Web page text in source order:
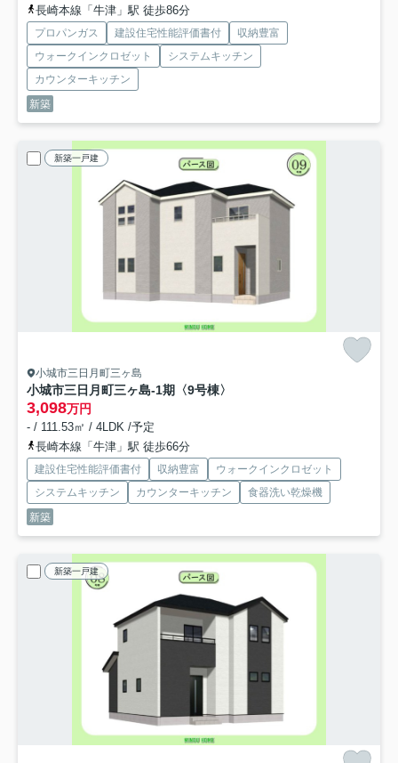
長崎本線「牛津」駅 徒歩86分
プロパンガス 建設住宅性能評価書付
収納豊富
ウォークインクロゼット
システムキッチン
カウンターキッチン
新築
新築一戸建
小城市三日月町三ヶ島
小城市三日月町三ヶ島-1期 〈9号棟〉
3,098万円
- / 111.53㎡ / 4LDK /予定
長崎本線「牛津」駅 徒歩66分
建設住宅性能評価書付 収納豊富
ウォークインクロゼット
システムキッチン
カウンターキッチン
食器洗い乾燥機
新築
新築一戸建